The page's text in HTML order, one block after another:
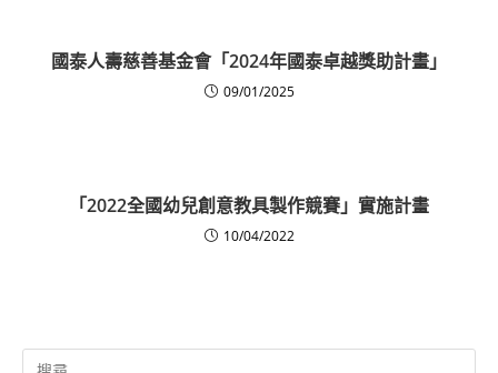
國泰人壽慈善基金會「2024年國泰卓越獎助計畫」
09/01/2025
「2022全國幼兒創意教具製作競賽」實施計畫
10/04/2022
Search